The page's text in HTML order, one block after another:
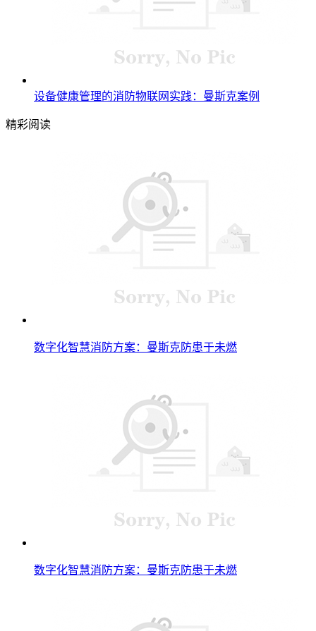
设备健康管理的消防物联网实践：曼斯克案例
精彩阅读
数字化智慧消防方案：曼斯克防患于未燃
数字化智慧消防方案：曼斯克防患于未燃